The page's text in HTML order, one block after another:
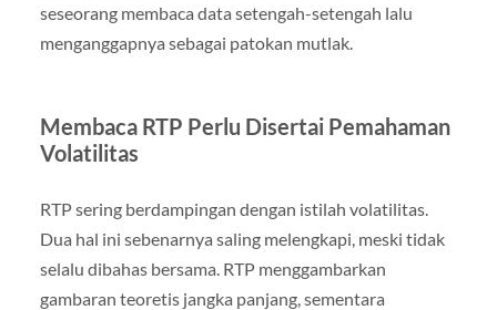
seseorang membaca data setengah-setengah lalu
menganggapnya sebagai patokan mutlak.
Membaca RTP Perlu Disertai Pemahaman
Volatilitas
RTP sering berdampingan dengan istilah volatilitas.
Dua hal ini sebenarnya saling melengkapi, meski tidak
selalu dibahas bersama. RTP menggambarkan
gambaran teoretis jangka panjang, sementara